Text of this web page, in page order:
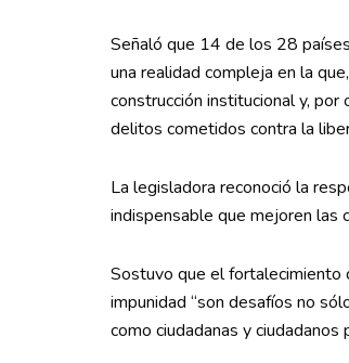
Señaló que 14 de los 28
una realidad compleja en la
construcción institucional y,
delitos cometidos contra la
La legisladora reconoció la
indispensable que mejoren las
Sostuvo que el fortalecimiento
impunidad “son desafíos no
como ciudadanas y ciudadanos